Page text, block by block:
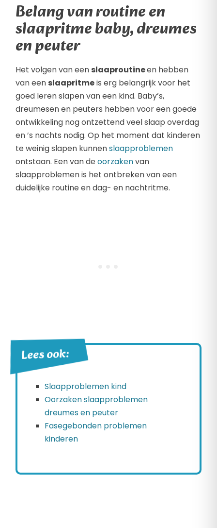
Belang van routine en
slaapritme baby, dreumes
en peuter
Het volgen van een slaaproutineen hebben
van een slaapritmeis erg belangrijk voor het
goed leren slapen van een kind. Baby’s,
dreumesen en peuters hebben voor een goede
ontwikkeling nog ontzettend veel slaap overdag
en ’s nachts nodig. Op het moment dat kinderen
te weinig slapen kunnenslaapproblemen
ontstaan. Een van de oorzakenvan
slaapproblemen is het ontbreken van een
duidelijke routine en dag- en nachtritme.
Lees ook:
Slaapproblemen kind
Oorzaken slaapproblemen
dreumes en peuter
Fasegebonden problemen
kinderen